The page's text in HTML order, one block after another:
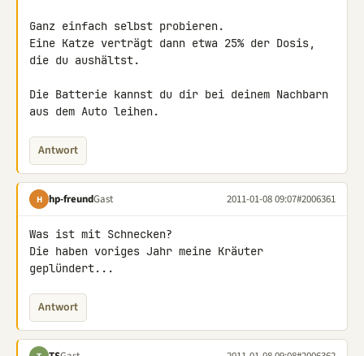
Ganz einfach selbst probieren.
Eine Katze verträgt dann etwa 25% der Dosis,
die du aushältst.
Die Batterie kannst du dir bei deinem Nachbarn
aus dem Auto leihen.
Antwort
H hp-freundGast 2011-01-08 09:07#2006361
Was ist mit Schnecken?
Die haben voriges Jahr meine Kräuter
geplündert...
Antwort